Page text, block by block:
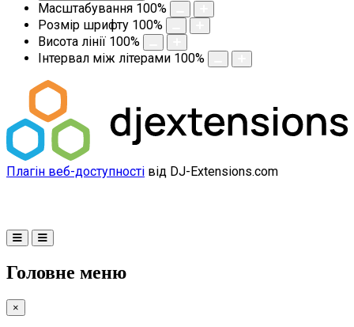
Масштабування 100%
Розмір шрифту 100%
Висота лінії 100%
Інтервал між літерами 100%
Плагін веб-доступності від DJ-Extensions.com
Головне меню
×